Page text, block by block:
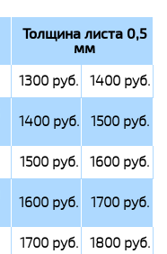
Толщина листа 0,5
мм
1300 руб.
1400 руб.
1400 руб. 1500 руб.
1500 руб.
1600 руб.
1600 руб. 1700 руб.
1700 руб.
1800 руб.